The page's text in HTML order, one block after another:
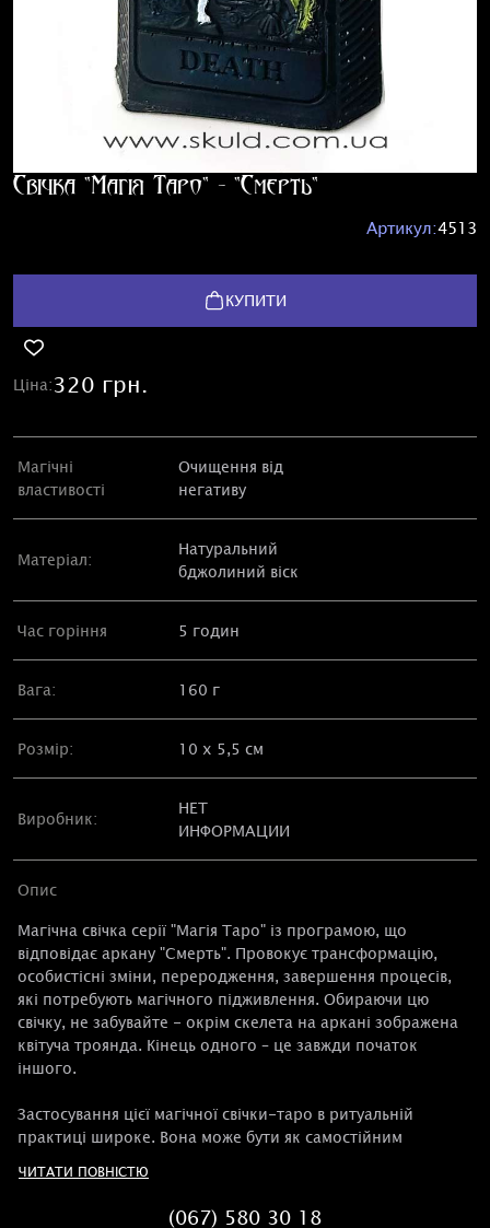
Свічка "Магія Таро" - "Смерть"
Артикул:4513
КУПИТИ
Ціна:320 грн.
Магічні
властивості
Очищення від
негативу
Матеріал:
Натуральний
бджолиний віск
Час горіння 5 годин
Вага: 160 г
Розмір: 10 х 5,5 см
Виробник:
НЕТ
ИНФОРМАЦИИ
Опис
Магічна свічка серії "Магія Таро" із програмою, що
відповідає аркану "Смерть". Провокує трансформацію,
особистісні зміни, переродження, завершення процесів,
які потребують магічного підживлення. Обираючи цю
свічку, не забувайте - окрім скелета на аркані зображена
квітуча троянда. Кінець одного – це завжди початок
іншого.
Застосування цієї магічної свічки-таро в ритуальній
практиці широке. Вона може бути як самостійним
бажане, так і бути складовою ритуалів, метою яких є
руйнація чогось (чи когось) небажаного у житті.
ЧИТАТИ ПОВНІСТЮ
(067) 580 30 18